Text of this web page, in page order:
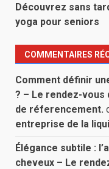
Découvrez sans
yoga pour seniors
COMMENTAIRES
Comment définir
? – Le rendez-
de réferencement.
entreprise de la
Élégance subtile :
cheveux – Le